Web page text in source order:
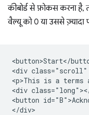
कीबोर्ड से फ़ोकस करना है,
वैल्यू को 0 या उससे ज़्यादा
<button>Start</
<div class="scroll"
<p>This is a terms
<div
<button
</div>